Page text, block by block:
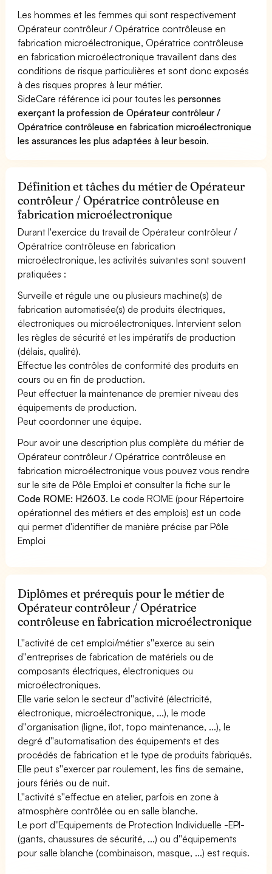
Les hommes et les femmes qui sont respectivement
Opérateur contrôleur / Opératrice contrôleuse en
fabrication microélectronique, Opératrice contrôleuse
en fabrication microélectronique travaillent dans des
conditions de risque particulières et sont donc exposés
à des risques propres à leur métier.
SideCare référence ici pour toutes lespersonnes
exerçant la profession de Opérateur contrôleur /
Opératrice contrôleuse en fabrication microélectronique
les assurances les plus adaptées à leur besoin.
Définition et tâches du métier de Opérateur
contrôleur / Opératrice contrôleuse en
fabrication microélectronique
Durant l'exercice du travail de Opérateur contrôleur /
Opératrice contrôleuse en fabrication
microélectronique, les activités suivantes sont souvent
pratiquées :
Surveille et régule une ou plusieurs machine(s) de
fabrication automatisée(s) de produits électriques,
électroniques ou microélectroniques. Intervient selon
les règles de sécurité et les impératifs de production
(délais, qualité).
Effectue les contrôles de conformité des produits en
cours ou en fin de production.
Peut effectuer la maintenance de premier niveau des
équipements de production.
Peut coordonner une équipe.
Pour avoir une description plus complète du métier de
Opérateur contrôleur / Opératrice contrôleuse en
fabrication microélectronique vous pouvez vous rendre
sur le site de Pôle Emploi et consulter la fiche sur le
Code ROME: H2603. Le code ROME (pour Répertoire
opérationnel des métiers et des emplois) est un code
qui permet d'identifier de manière précise par Pôle
Emploi
Diplômes et prérequis pour le métier de
Opérateur contrôleur / Opératrice
contrôleuse en fabrication microélectronique
L''activité de cet emploi/métier s''exerce au sein
d''entreprises de fabrication de matériels ou de
composants électriques, électroniques ou
microélectroniques.
Elle varie selon le secteur d''activité (électricité,
électronique, microélectronique, ...), le mode
d''organisation (ligne, îlot, topo maintenance, ...), le
degré d''automatisation des équipements et des
procédés de fabrication et le type de produits fabriqués.
Elle peut s''exercer par roulement, les fins de semaine,
jours fériés ou de nuit.
L''activité s''effectue en atelier, parfois en zone à
atmosphère contrôlée ou en salle blanche.
Le port d''Equipements de Protection Individuelle -EPI-
(gants, chaussures de sécurité, ...) ou d''équipements
pour salle blanche (combinaison, masque, ...) est requis.